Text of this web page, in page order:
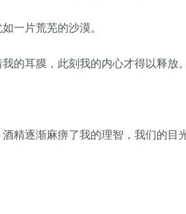
一片荒芜的沙漠。
的耳膜，此刻我的内心才得以释放
精逐渐麻痹了我的理智，我们的目